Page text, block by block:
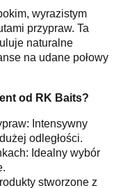
wyrazistym
przypraw. Ta
naturalne
na udane połowy
od RK Baits?
Intensywny
odległości.
Idealny wybór
stworzone z